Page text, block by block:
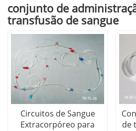
conjunto de
transfusão de sangue
Circuitos de Sangue
Extracorpóreo para
de